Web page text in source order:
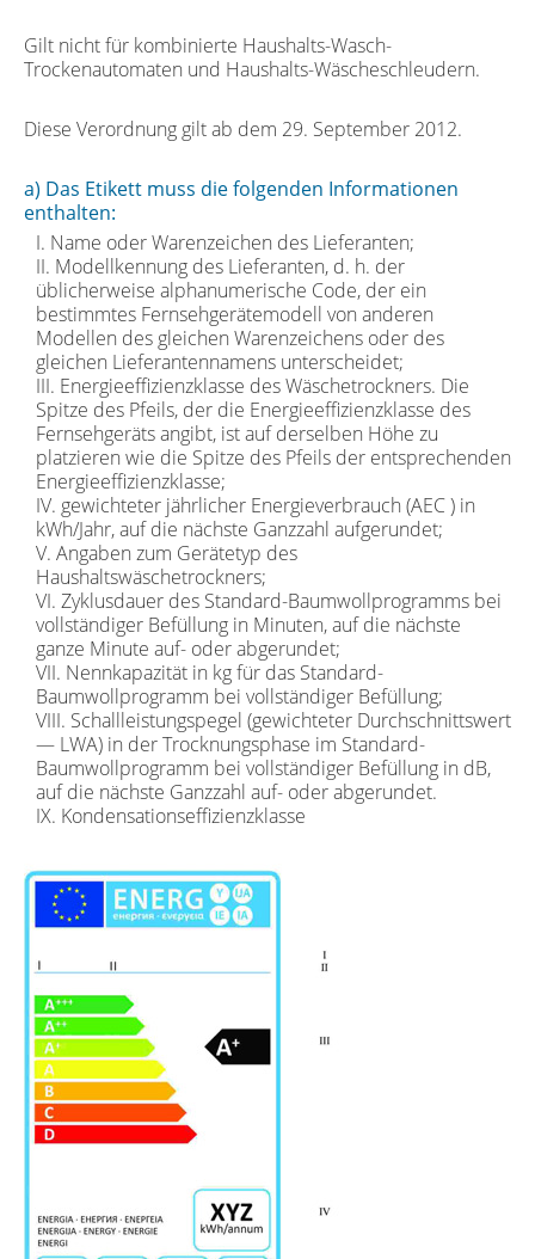
Gilt nicht für kombinierte Haushalts-Wasch-
Trockenautomaten und Haushalts-Wäscheschleudern.
Diese Verordnung gilt ab dem 29. September 2012.
a) Das Etikett muss die folgenden Informationen
enthalten:
I. Name oder Warenzeichen des Lieferanten;
II. Modellkennung des Lieferanten, d. h. der
üblicherweise alphanumerische Code, der ein
bestimmtes Fernsehgerätemodell von anderen
Modellen des gleichen Warenzeichens oder des
gleichen Lieferantennamens unterscheidet;
III. Energieeffizienzklasse des Wäschetrockners. Die
Spitze des Pfeils, der die Energieeffizienzklasse des
Fernsehgeräts angibt, ist auf derselben Höhe zu
platzieren wie die Spitze des Pfeils der entsprechenden
Energieeffizienzklasse;
IV. gewichteter jährlicher Energieverbrauch (AEC ) in
kWh/Jahr, auf die nächste Ganzzahl aufgerundet;
V. Angaben zum Gerätetyp des
Haushaltswäschetrockners;
VI. Zyklusdauer des Standard-Baumwollprogramms bei
vollständiger Befüllung in Minuten, auf die nächste
ganze Minute auf- oder abgerundet;
VII. Nennkapazität in kg für das Standard-
Baumwollprogramm bei vollständiger Befüllung;
VIII. Schallleistungspegel (gewichteter Durchschnittswert
— LWA) in der Trocknungsphase im Standard-
Baumwollprogramm bei vollständiger Befüllung in dB,
auf die nächste Ganzzahl auf- oder abgerundet.
IX. Kondensationseffizienzklasse